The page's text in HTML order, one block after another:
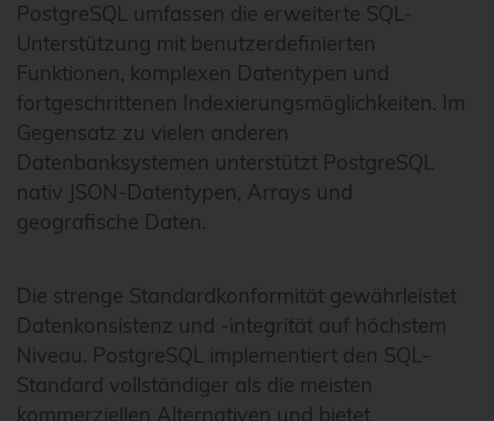
PostgreSQL umfassen die erweiterte SQL-
Unterstützung mit benutzerdefinierten
Funktionen, komplexen Datentypen und
fortgeschrittenen Indexierungsmöglichkeiten. Im
Gegensatz zu vielen anderen
Datenbanksystemen unterstützt PostgreSQL
nativ JSON-Datentypen, Arrays und
geografische Daten.
Die strenge Standardkonformität gewährleistet
Datenkonsistenz und -integrität auf höchstem
Niveau. PostgreSQL implementiert den SQL-
Standard vollständiger als die meisten
kommerziellen Alternativen und bietet